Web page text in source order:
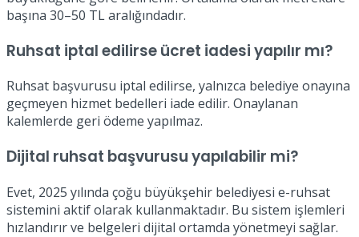
başına 30–50 TL aralığındadır.
Ruhsat iptal edilirse ücret iadesi yapılır mı?
Ruhsat başvurusu iptal edilirse, yalnızca belediye onayına
geçmeyen hizmet bedelleri iade edilir. Onaylanan
kalemlerde geri ödeme yapılmaz.
Dijital ruhsat başvurusu yapılabilir mi?
Evet, 2025 yılında çoğu büyükşehir belediyesi e-ruhsat
sistemini aktif olarak kullanmaktadır. Bu sistem işlemleri
hızlandırır ve belgeleri dijital ortamda yönetmeyi sağlar.